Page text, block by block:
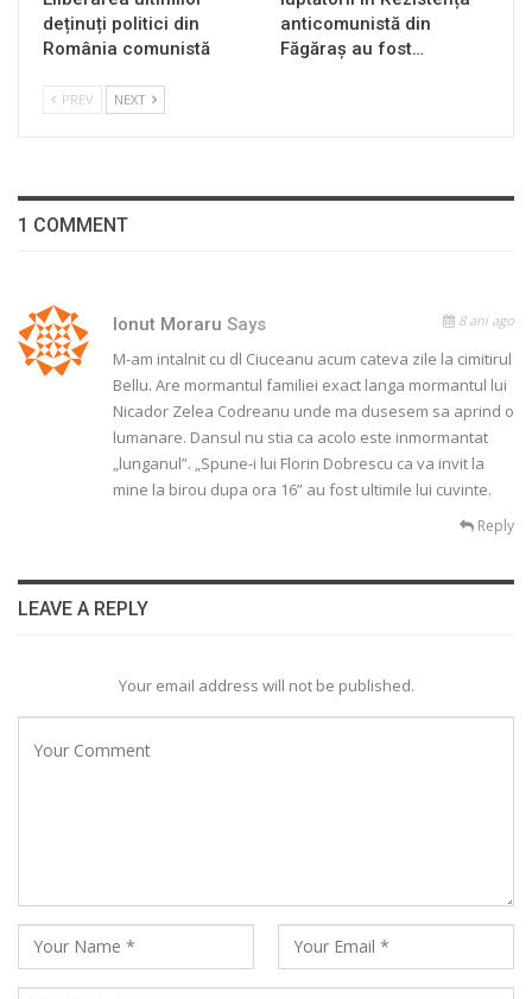
deținuți politici din
România comunistă
anticomunistă din
Făgăraș au fost…
PREV NEXT
1 COMMENT
Ionut Moraru Says 8 ani ago
M-am intalnit cu dl Ciuceanu acum cateva zile la cimitirul
Bellu. Are mormantul familiei exact langa mormantul lui
Nicador Zelea Codreanu unde ma dusesem sa aprind o
lumanare. Dansul nu stia ca acolo este inmormantat
„lunganul”. „Spune-i lui Florin Dobrescu ca va invit la
mine la birou dupa ora 16” au fost ultimile lui cuvinte.
Reply
LEAVE A REPLY
Your email address will not be published.